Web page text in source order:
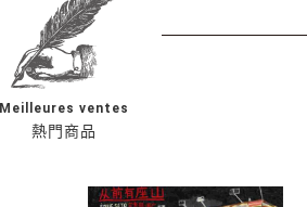
熱門商品
Meilleures ventes